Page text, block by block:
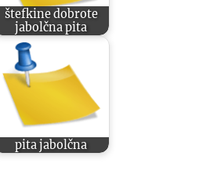
štefkine dobrote
jabolčna pita
pita jabolčna